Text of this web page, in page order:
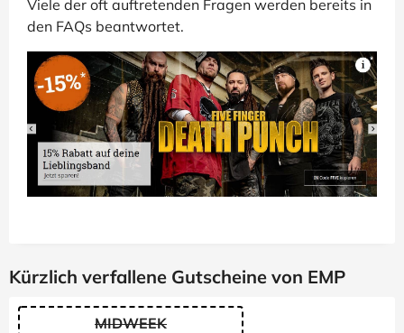
Viele der oft auftretenden Fragen werden bereits in
den FAQs beantwortet.
Kürzlich verfallene Gutscheine von EMP
MIDWEEK